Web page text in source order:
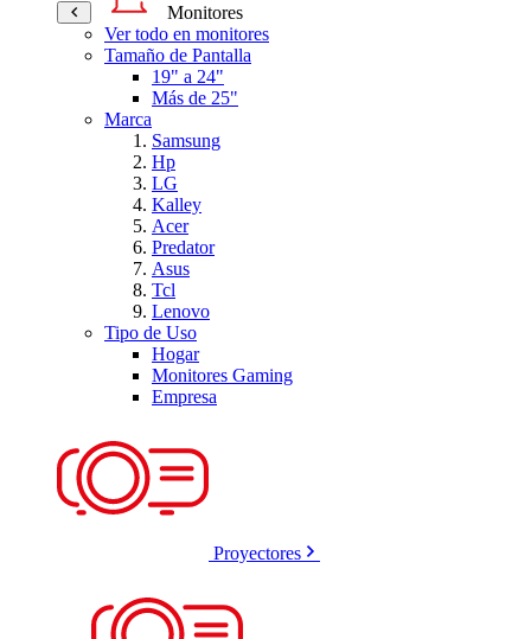
Monitores
Ver todo en monitores
Tamaño de Pantalla
19" a 24"
Más de 25"
Marca
Samsung
Hp
LG
Kalley
Acer
Predator
Asus
Tcl
Lenovo
Tipo de Uso
Hogar
Monitores Gaming
Empresa
Proyectores